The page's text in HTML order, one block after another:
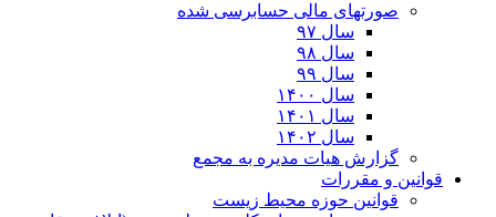
صورتهای مالی حسابرسی شده
سال ۹۷
سال ۹۸
سال ۹۹
سال ۱۴۰۰
سال ۱۴۰۱
سال ۱۴۰۲
گزارش هیات مدیره به مجمع
قوانین و مقررات
قوانین حوزه محیط زیست